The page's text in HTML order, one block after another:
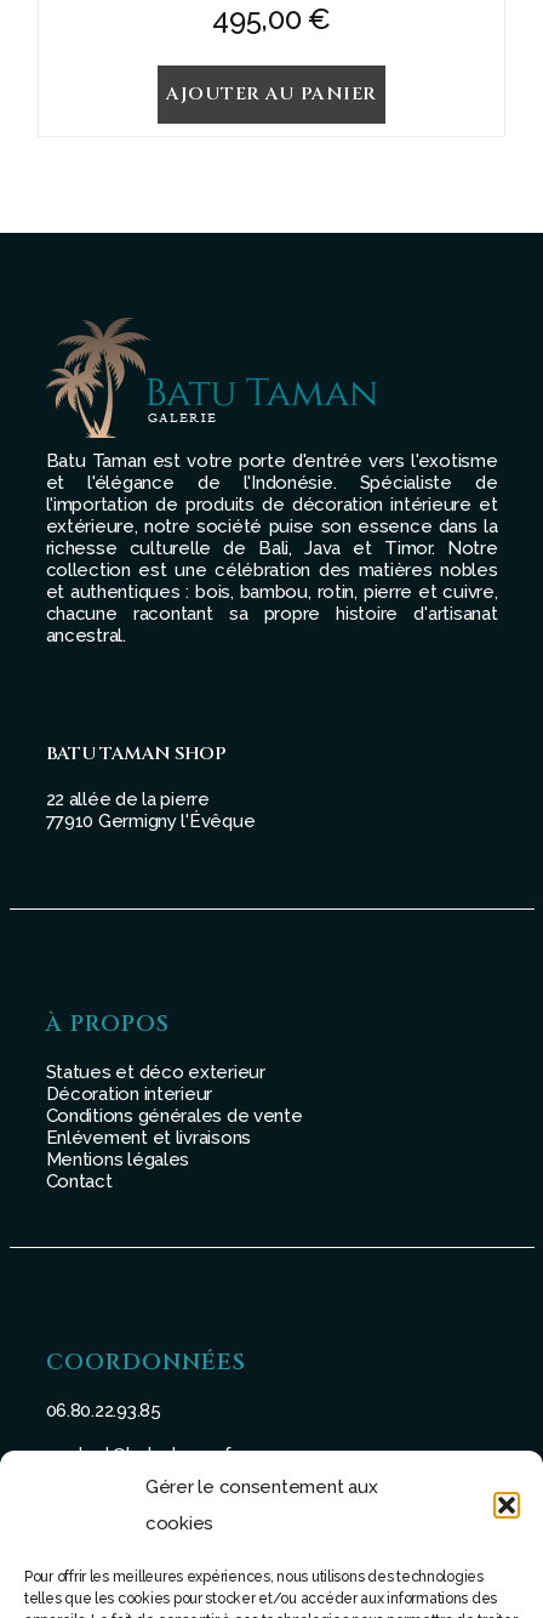
Gérer le consentement aux
cookies
Pour offrir les meilleures expériences, nous utilisons des technologies
telles que les cookies pour stocker et/ou accéder aux informations des
495,00€
AJOUTER AU PANIER
Batu Taman est votre porte d'entrée vers l'exotisme
et l'élégance de l'Indonésie. Spécialiste de
l'importation de produits de décoration intérieure et
extérieure, notre société puise son essence dans la
richesse culturelle de Bali, Java et Timor. Notre
collection est une célébration des matières nobles
et authentiques : bois, bambou, rotin, pierre et cuivre,
chacune racontant sa propre histoire d'artisanat
ancestral.
BATU TAMAN SHOP
22 allée de la pierre
77910 Germigny l'Évêque
À PROPOS
Statues et déco exterieur
Décoration interieur
Conditions générales de vente
Enlévement et livraisons
Mentions légales
Contact
COORDONNÉES
06.80.22.93.85
contact@batu-taman.fr
SUIVEZ-NOUS